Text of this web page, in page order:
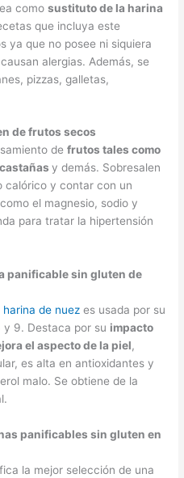
comosustituto de la harina
que incluya este
ya que no posee ni siquiera
alergias. Además, se
pizzas, galletas,
de frutos secos
defrutos tales como
y demás. Sobresalen
calórico y contar con un
el magnesio, sodio y
para tratar la hipertensión
panificable sin gluten de
harina de nuez es usada por su
9. Destaca por su impacto
el aspecto de la piel,
es alta en antioxidantes y
malo. Se obtiene de la
panificables sin gluten en
la mejor selección de una